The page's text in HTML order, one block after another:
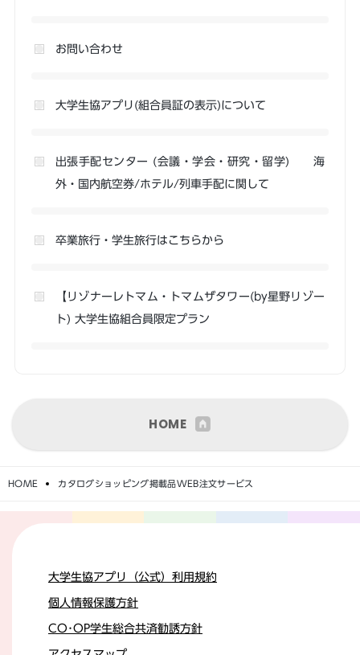
お問い合わせ
大学生協アプリ(組合員証の表示)について
出張手配センター (会議・学会・研究・留学) 海
外・国内航空券/ホテル/列車手配に関して
卒業旅行・学生旅行はこちらから
【リゾナーレトマム・トマムザタワー(by星野リゾー
ト) 大学生協組合員限定プラン
HOME
HOME カタログショッピング掲載品WEB注文サービス
大学生協アプリ（公式）利用規約
個人情報保護方針
CO･OP学生総合共済勧誘方針